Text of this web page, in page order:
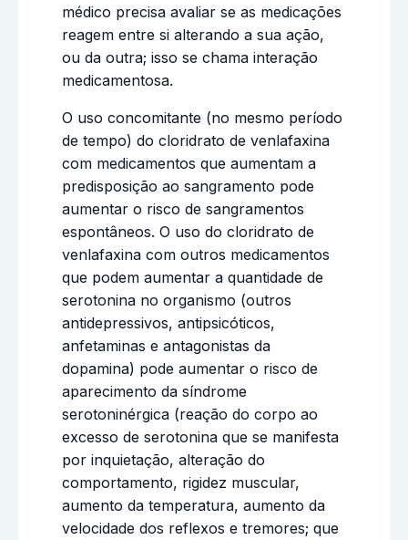
médico precisa avaliar se as medicações
reagem entre si alterando a sua ação,
ou da outra; isso se chama interação
medicamentosa.
O uso concomitante (no mesmo período
de tempo) do cloridrato de venlafaxina
com medicamentos que aumentam a
predisposição ao sangramento pode
aumentar o risco de sangramentos
espontâneos. O uso do cloridrato de
venlafaxina com outros medicamentos
que podem aumentar a quantidade de
serotonina no organismo (outros
antidepressivos, antipsicóticos,
anfetaminas e antagonistas da
dopamina) pode aumentar o risco de
aparecimento da síndrome
serotoninérgica (reação do corpo ao
excesso de serotonina que se manifesta
por inquietação, alteração do
comportamento, rigidez muscular,
aumento da temperatura, aumento da
velocidade dos reflexos e tremores; que